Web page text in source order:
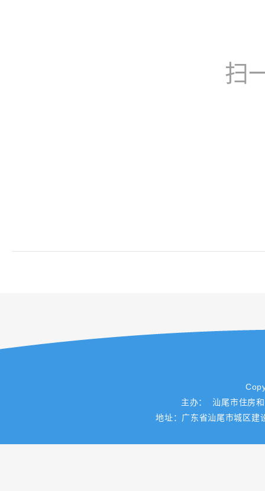
扫
主办： 汕尾市住房
地址：广东省汕尾市城区